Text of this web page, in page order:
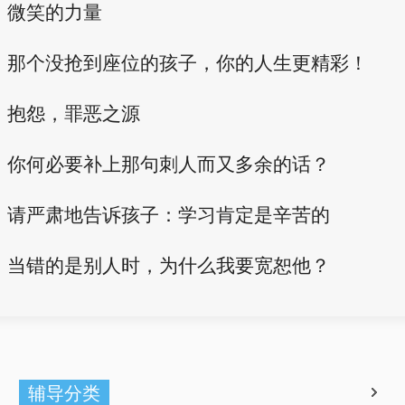
微笑的力量
那个没抢到座位的孩子，你的人生更精彩！
抱怨，罪恶之源
你何必要补上那句刺人而又多余的话？
请严肃地告诉孩子：学习肯定是辛苦的
当错的是别人时，为什么我要宽恕他？
辅导分类